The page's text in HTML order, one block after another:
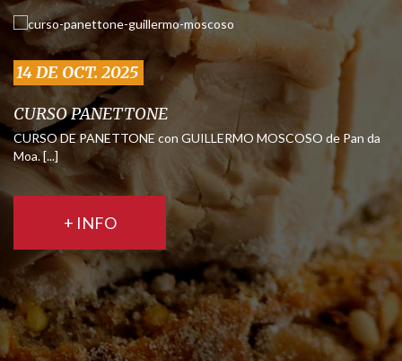
14 DE OCT. 2025
CURSO PANETTONE
CURSO DE PANETTONE con GUILLERMO MOSCOSO de Pan da
Moa. [...]
+ INFO